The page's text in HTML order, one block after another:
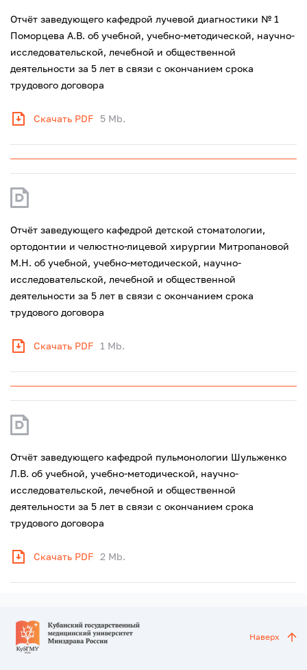
Отчёт заведующего кафедрой лучевой диагностики № 1
Поморцева А.В. об учебной, учебно-методической, научно-
исследовательской, лечебной и общественной
деятельности за 5 лет в связи с окончанием срока
трудового договора
Скачать PDF 5 Mb.
Отчёт заведующего кафедрой детской стоматологии,
ортодонтии и челюстно-лицевой хирургии Митропановой
М.Н. об учебной, учебно-методической, научно-
исследовательской, лечебной и общественной
деятельности за 5 лет в связи с окончанием срока
трудового договора
Скачать PDF 1 Mb.
Отчёт заведующего кафедрой пульмонологии Шульженко
Л.В. об учебной, учебно-методической, научно-
исследовательской, лечебной и общественной
деятельности за 5 лет в связи с окончанием срока
трудового договора
Скачать PDF 2 Mb.
Наверх